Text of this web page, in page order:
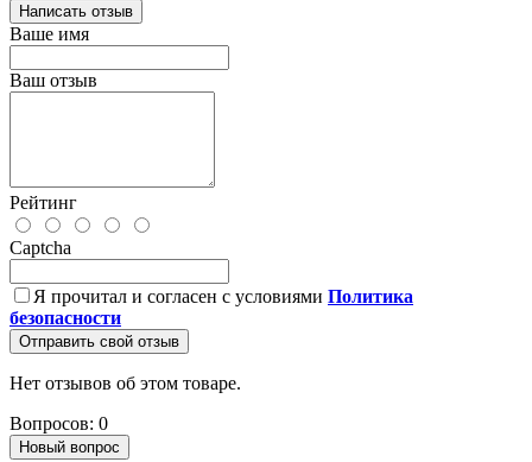
Написать отзыв
Ваше имя
Ваш отзыв
Рейтинг
Captcha
Я прочитал и согласен с условиями Политика
безопасности
Отправить свой отзыв
Нет отзывов об этом товаре.
Вопросов: 0
Новый вопрос